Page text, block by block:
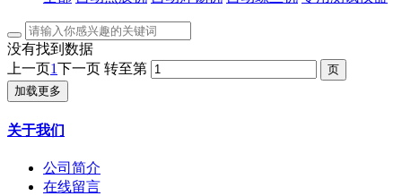
没有找到数据
上一页1下一页 转至第
加载更多
关于我们
公司简介
在线留言